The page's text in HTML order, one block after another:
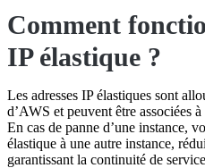
Comment
IP élastique ?
Les adresses IP élastiques sont
d’AWS et peuvent être associées
En cas de panne d’une instance,
élastique à une autre instance,
garantissant la continuité de